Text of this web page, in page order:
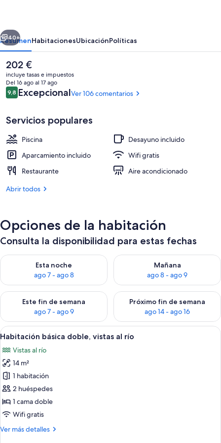
Vistas al campo desde el alojamiento
Siguiente
40+
ResumenHabitacionesUbicaciónPolíticas
El
precio
actual
es
de
202 €
incluye tasas e impuestos
Del 16 ago al 17 ago
Comentarios
9,89,8 de 10
ExcepcionalVer 106 comentarios
Servicios populares
Piscina
Desayuno incluido
Aparcamiento incluido
Wifi gratis
Restaurante
Aire acondicionado
Abrir todos
Opciones de la habitación
Consulta la disponibilidad para estas fechas
Esta noche
ago 7 - ago 8
Consulta la disponibilidad para esta noche, ago 7 - ago 8
Mañana
ago 8 - ago 9
Consulta la disponibilidad
Este fin de semana
ago 7 - ago 9
Consulta la disponibilidad para este fin de semana, ago 7 -
Próximo fin de semana
ago 14 - ago 16
Consulta la disponibilidad
Abrir
todas
las
fotos
de
Habitación
básica
doble,
al
Habitación básica doble, vistas al río
7
Habitación básica doble, vistas al río
Vistas al río
14 m²
1 habitación
2 huéspedes
1 cama doble
Wifi gratis
Ver más detalles
Más